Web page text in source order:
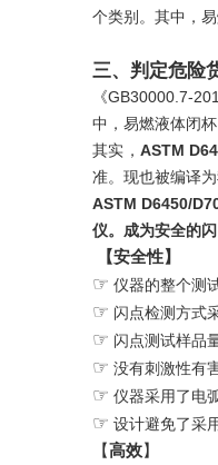
个类别。其中，
三、判定危险
《GB30000.7-
中，易燃液体闭
其实， ASTM
准。现也被编译
ASTM D6450/
仪。成为安全的
【安全性】
☞ 仪器的整个测
☞ 闪点检测方式
☞ 闪点测试样品
☞ 没有刺激性有
☞ 仪器采用了电
☞ 设计避免了采
【高效】